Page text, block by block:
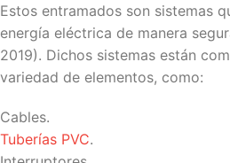
Estos entramados son sistemas
energía eléctrica de manera
2019). Dichos sistemas están
variedad de elementos, como:
Cables.
Tuberías PVC.